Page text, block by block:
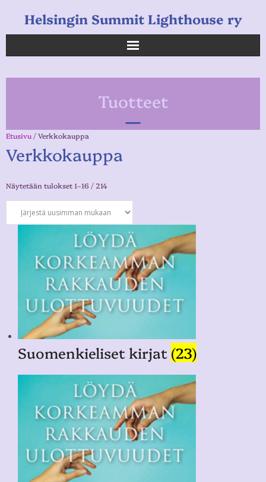
Helsingin Summit Lighthouse ry
Verkkokauppa
Uutiset
Linkkejä
Tuotteet
Etusivu / Verkkokauppa
Verkkokauppa
Näytetään tulokset 1–16 / 214
Suomenkieliset kirjat (23)